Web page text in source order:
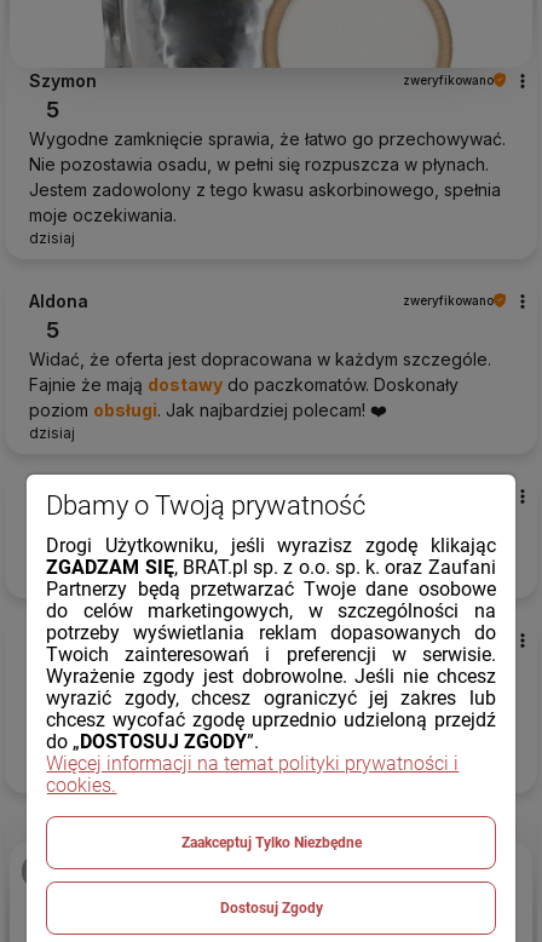
Szymon zweryfikowano
5
Wygodne zamknięcie sprawia, że łatwo go przechowywać.
Nie pozostawia osadu, w pełni się rozpuszcza w płynach.
Jestem zadowolony z tego kwasu askorbinowego, spełnia
moje oczekiwania.
dzisiaj
Aldona zweryfikowano
5
Widać, że oferta jest dopracowana w każdym szczególe.
Fajnie że mają dostawy do paczkomatów. Doskonały
poziom obsługi. Jak najbardziej polecam! ❤️
dzisiaj
Małgorzata N...
Polecam
dzisiaj
Renata zweryfikowano
5
Wysokajakość.Dobrepakowanie. Polecamy
firmę.Dostawatak jak lubię, czyliekspresowo. Jest duży
wybór i nie ma problemu z dostępnością. ❤️
dzisiaj
podgląd
Dbamy o Twoją prywatność
Drogi Użytkowniku, jeśli wyrazisz zgodę klikając
ZGADZAM SIĘ, BRAT.pl sp. z o.o. sp. k. oraz Zaufani
Partnerzy będą przetwarzać Twoje dane osobowe
do celów marketingowych, w szczególności na
potrzeby wyświetlania reklam dopasowanych do
Twoich zainteresowań i preferencji w serwisie.
Wyrażenie zgody jest dobrowolne. Jeśli nie chcesz
wyrazić zgody, chcesz ograniczyć jej zakres lub
chcesz wycofać zgodę uprzednio udzieloną przejdź
do „ DOSTOSUJ ZGODY”.
Więcej informacji na temat polityki prywatności i
cookies.
Zaakceptuj Tylko Niezbędne
Dostosuj Zgody